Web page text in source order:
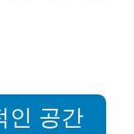
인 공간